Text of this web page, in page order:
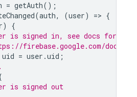
= getAuth();
(auth, (user) => {
)
{
is signed in, see docs for a
firebase.google.com/docs/
uid = user .uid ;
is signed out